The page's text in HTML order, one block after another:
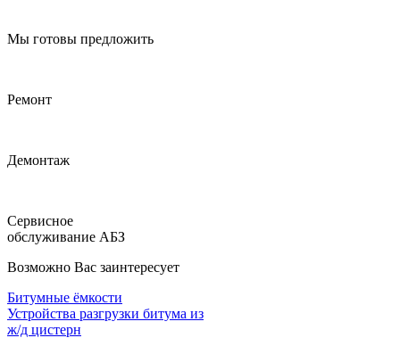
Мы готовы предложить
Ремонт
Демонтаж
Сервисное
обслуживание АБЗ
Возможно Вас заинтересует
Битумные ёмкости
Устройства разгрузки битума из
ж/д цистерн